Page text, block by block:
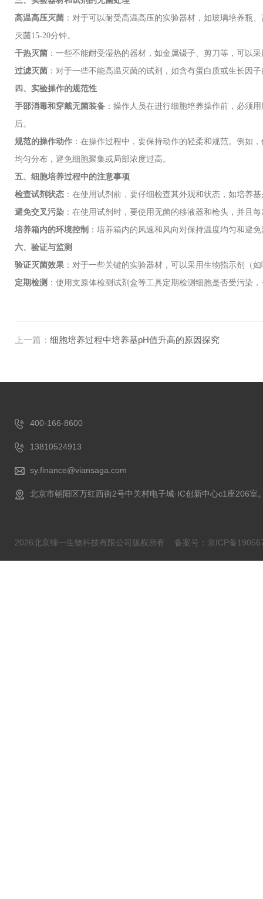
高温高压灭菌 ：对于可以耐受高温高压的实验器材，如玻璃培养瓶
灭菌15-20分钟。
干热灭菌 ：一些不能耐受湿热的器材，如金属镊子、剪刀等，可以
过滤灭菌 ：对于一些不能高温灭菌的试剂，如含有蛋白质或生长因
四、实验操作的规范性
手部消毒和穿戴无菌装备 ：操作人员在进行细胞培养操作前，必须
后。
规范的操作动作 ：在操作过程中，要保持动作的轻柔和规范。例如
均匀分布，避免细胞聚集或局部浓度过高。
五、细胞培养过程中的注意事项
检查试剂状态 ：在使用试剂前，要仔细检查其外观和状态，如培养
避免交叉污染 ：在使用试剂时，要使用无菌的移液器和枪头，并且
培养箱内的环境控制 ：培养箱内的风速和风向对保持温度均匀和避
六、验证与监测
验证灭菌效果 ：对于一些关键的实验器材，可以采用生物指示剂（
定期检测 ：使用支原体检测试剂盒等工具定期检测细胞是否受污染
上一篇： 细胞培养过程中培养基pH值升高的原因探究
400-166-8600
13810524913
sy.finance@viansaga.com
北京市朝阳区万红西街2号中关村电子城·IC创新中心c1座206室
2026北京缔一生物科技有限公司版权所有 备案号：京ICP备